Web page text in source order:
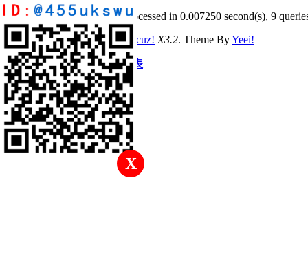
X
GMT+8, 2026-8-8 00:27, Processed in 0.007250 second(s), 9
© 2001-2011 Powered byDiscuz! X3.2. Theme ByYeei!
快速回復 返回頂部 返回列表